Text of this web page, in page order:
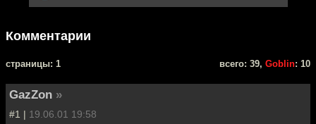
Комментарии
cтраницы: 1 всего: 39, Goblin: 10
GazZon »
#1 | 19.06.01 19:58